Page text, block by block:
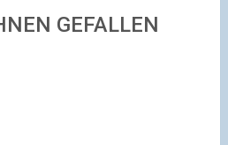
GEFALLEN